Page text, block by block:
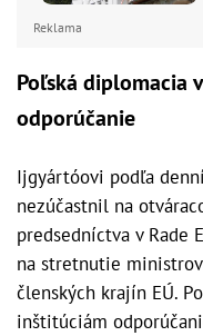
Reklama
Poľská diplomacia
odporúčanie
Ijgyártóovi podľa
nezúčastnil na
predsedníctva v Rade
na stretnutie
členských krajín EÚ.
inštitúciám